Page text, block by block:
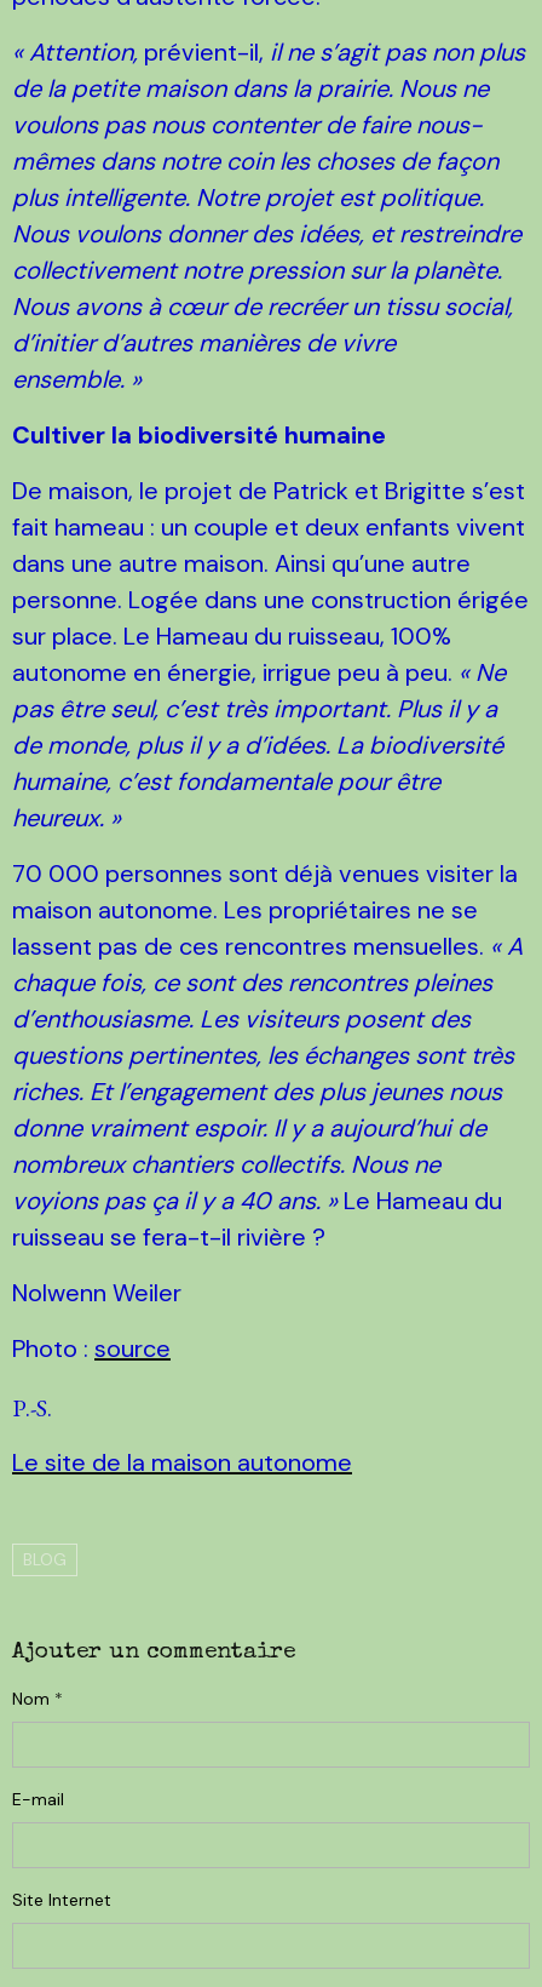
« Attention, prévient-il, il ne s’agit pas non plus
de la petite maison dans la prairie. Nous ne
voulons pas nous contenter de faire nous-
mêmes dans notre coin les choses de façon
plus intelligente. Notre projet est politique.
Nous voulons donner des idées, et restreindre
collectivement notre pression sur la planète.
Nous avons à cœur de recréer un tissu social,
d’initier d’autres manières de vivre
ensemble. »
Cultiver la biodiversité humaine
De maison, le projet de Patrick et Brigitte s’est
fait hameau : un couple et deux enfants vivent
dans une autre maison. Ainsi qu’une autre
personne. Logée dans une construction érigée
sur place. Le Hameau du ruisseau, 100%
autonome en énergie, irrigue peu à peu. « Ne
pas être seul, c’est très important. Plus il y a
de monde, plus il y a d’idées. La biodiversité
humaine, c’est fondamentale pour être
heureux. »
70 000 personnes sont déjà venues visiter la
maison autonome. Les propriétaires ne se
lassent pas de ces rencontres mensuelles. « A
chaque fois, ce sont des rencontres pleines
d’enthousiasme. Les visiteurs posent des
questions pertinentes, les échanges sont très
riches. Et l’engagement des plus jeunes nous
donne vraiment espoir. Il y a aujourd’hui de
nombreux chantiers collectifs. Nous ne
voyions pas ça il y a 40 ans. »Le Hameau du
ruisseau se fera-t-il rivière ?
Nolwenn Weiler
Photo : source
P.-S.
Le site de la maison autonome
BLOG
Ajouter un commentaire
Nom
E-mail
Site Internet